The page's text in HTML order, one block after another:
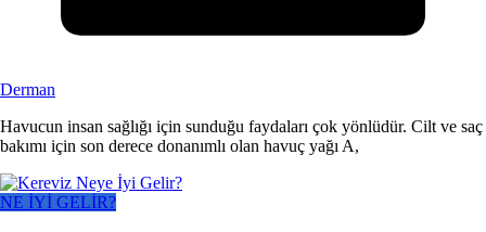
Derman
Havucun insan sağlığı için sunduğu faydaları çok yönlüdür. Cilt ve saç
bakımı için son derece donanımlı olan havuç yağı A,
NE İYİ GELİR?